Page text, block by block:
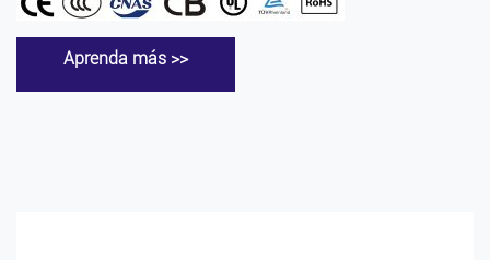
Aprenda más >>